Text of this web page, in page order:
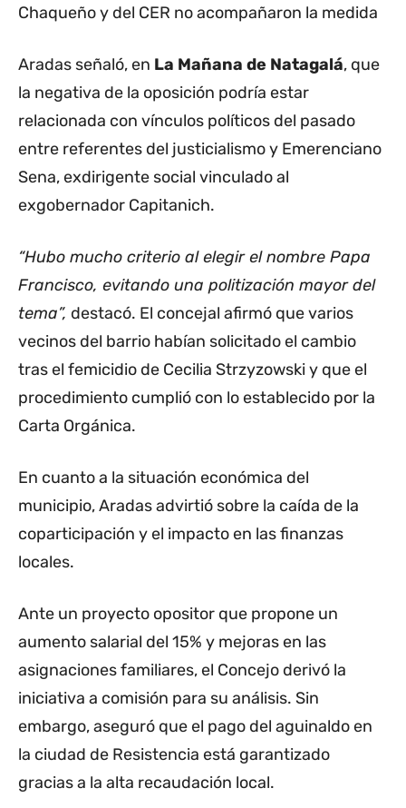
Chaqueño y del CER no acompañaron la medida
Aradas señaló, en La Mañana de Natagalá, que
la negativa de la oposición podría estar
relacionada con vínculos políticos del pasado
entre referentes del justicialismo y Emerenciano
Sena, exdirigente social vinculado al
exgobernador Capitanich.
“Hubo mucho criterio al elegir el nombre Papa
Francisco, evitando una politización mayor del
tema”, destacó. El concejal afirmó que varios
vecinos del barrio habían solicitado el cambio
tras el femicidio de Cecilia Strzyzowski y que el
procedimiento cumplió con lo establecido por la
Carta Orgánica.
En cuanto a la situación económica del
municipio, Aradas advirtió sobre la caída de la
coparticipación y el impacto en las finanzas
locales.
Ante un proyecto opositor que propone un
aumento salarial del 15% y mejoras en las
asignaciones familiares, el Concejo derivó la
iniciativa a comisión para su análisis. Sin
embargo, aseguró que el pago del aguinaldo en
la ciudad de Resistencia está garantizado
gracias a la alta recaudación local.